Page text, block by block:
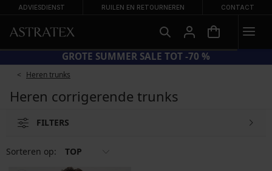
ADVIESDIENST RUILEN EN RETOURNEREN CONTACT
GROTE SUMMER SALE TOT -70 %
Heren trunks
Heren corrigerende trunks
FILTERS
Sorteren op: TOP